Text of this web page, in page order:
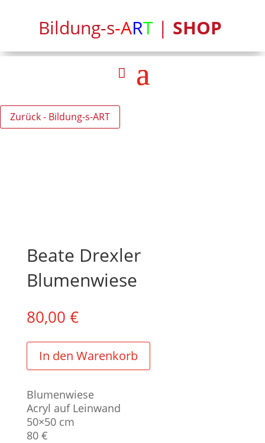
Bildung-s-ART | SHOP
Zurück - Bildung-s-ART
Beate Drexler
Blumenwiese
80,00 €
In den Warenkorb
Blumenwiese
Acryl auf Leinwand
50×50 cm
80 €